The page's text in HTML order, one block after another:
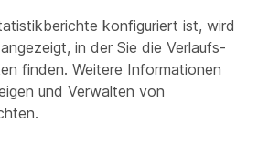
konfiguriert ist, wird
in der Sie die Verlaufs-
finden. Weitere Informationen
und Verwalten von